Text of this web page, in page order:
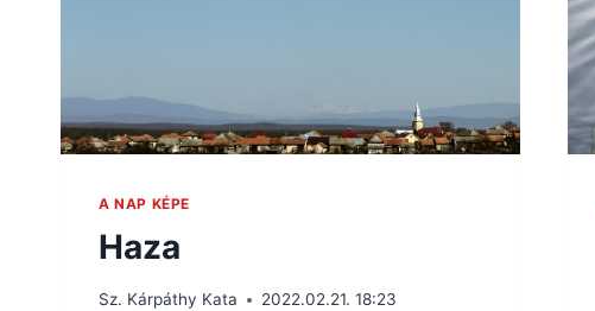
A NAP KÉPE
Haza
Sz. Kárpáthy Kata 2022.02.21. 18:23